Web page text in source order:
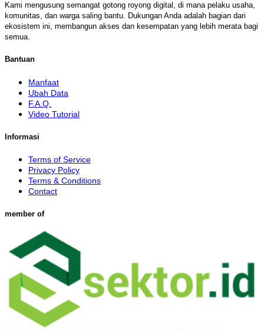
Kami mengusung semangat gotong royong digital, di mana pelaku usaha,
komunitas, dan warga saling bantu. Dukungan Anda adalah bagian dari
ekosistem ini, membangun akses dan kesempatan yang lebih merata bagi
semua.
Bantuan
Manfaat
Ubah Data
F.A.Q.
Video Tutorial
Informasi
Terms of Service
Privacy Policy
Terms & Conditions
Contact
member of